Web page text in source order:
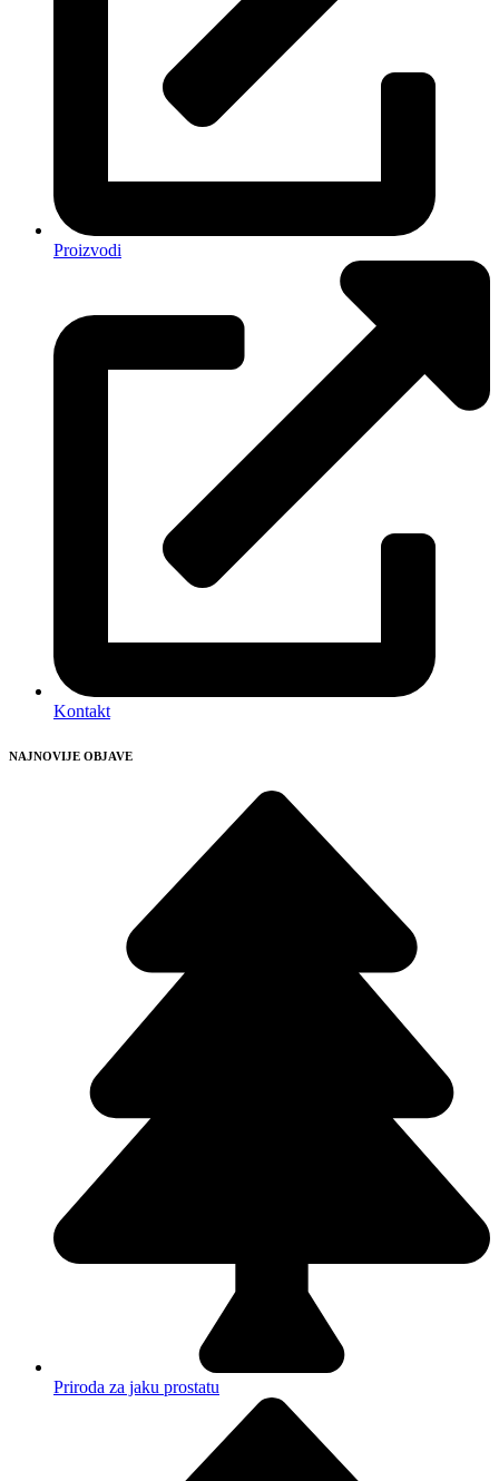
Proizvodi
Kontakt
NAJNOVIJE OBJAVE
Priroda za jaku prostatu